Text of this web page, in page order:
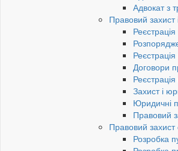
Адвокат з
Правовий захист
Договори
Захист і
Юридичні
Правовий
Правовий захист
Розробка